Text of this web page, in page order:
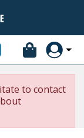
to contact